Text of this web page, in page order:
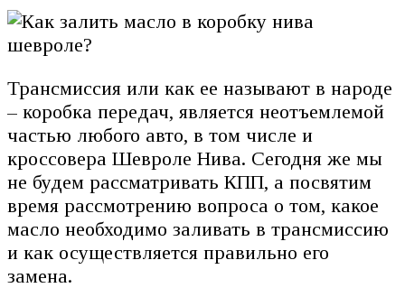
Трансмиссия или как ее называют в народе
– коробка передач, является неотъемлемой
частью любого авто, в том числе и
кроссовера Шевроле Нива. Сегодня же мы
не будем рассматривать КПП, а посвятим
время рассмотрению вопроса о том, какое
масло необходимо заливать в трансмиссию
и как осуществляется правильно его
замена.